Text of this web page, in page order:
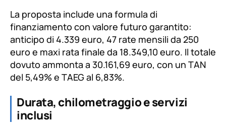
La proposta include una formula di
finanziamento con valore futuro garantito:
anticipo di 4.339 euro, 47 rate mensili da 250
euro e maxi rata finale da 18.349,10 euro. Il totale
dovuto ammonta a 30.161,69 euro, con un TAN
del 5,49% e TAEG al 6,83%.
Durata, chilometraggio e servizi
inclusi